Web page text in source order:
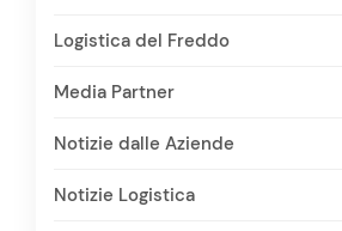
Logistica del Freddo
Media Partner
Notizie dalle Aziende
Notizie Logistica